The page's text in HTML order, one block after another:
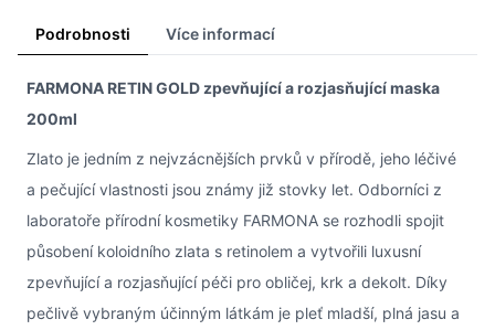
Podrobnosti Více informací
FARMONA RETIN GOLD zpevňující a rozjasňující maska
200ml
Zlato je jedním z nejvzácnějších prvků v přírodě, jeho léčivé
a pečující vlastnosti jsou známy již stovky let. Odborníci z
laboratoře přírodní kosmetiky FARMONA se rozhodli spojit
působení koloidního zlata s retinolem a vytvořili luxusní
zpevňující a rozjasňující péči pro obličej, krk a dekolt. Díky
pečlivě vybraným účinným látkám je pleť mladší, plná jasu a